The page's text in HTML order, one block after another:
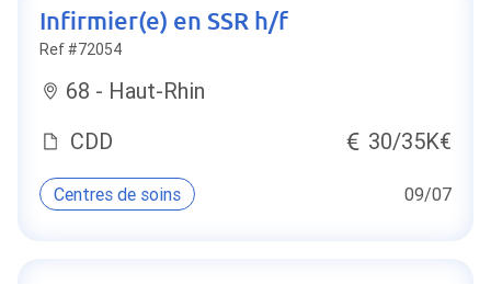
Infirmier(e) en SSR h/f
Ref #72054
68 - Haut-Rhin
CDD
30/35K€
Centres de soins 09/07